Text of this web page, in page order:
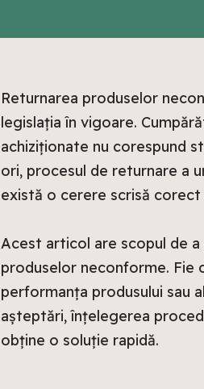
Returnarea produselor
legislația în vigoare.
achiziționate nu corespund
ori, procesul de returnare a
există o cerere scrisă
Acest articol are scopul de
produselor neconforme. Fie
performanța produsului sau
așteptări, înțelegerea
obține o soluție rapidă.